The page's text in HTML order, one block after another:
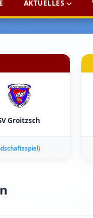
AKTUELLES
Groitzsch